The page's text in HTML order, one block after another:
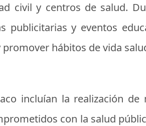
civil y centros de salud.
publicitarias y eventos
hábitos de vida
incluían la realización de
con la salud